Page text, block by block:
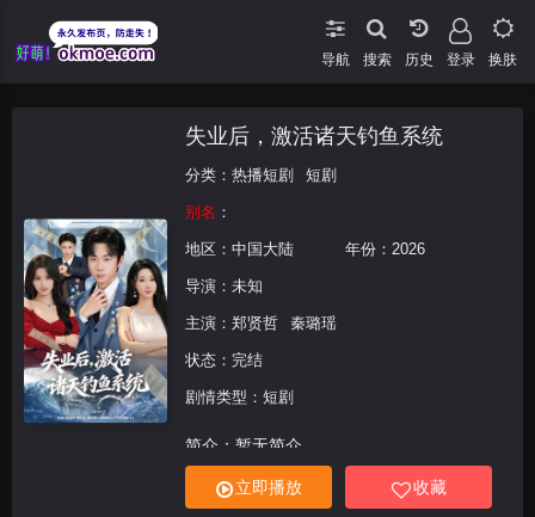
导航 搜索 登录 换肤
失业后，激活诸天钓鱼系统
分类： 热播短剧 短剧
别名 ：
地区： 中国大陆 年份： 2026
导演：未知
主演： 郑贤哲 秦璐瑶
状态：完结
剧情类型：短剧
简介：暂无简介
立即播放 收藏